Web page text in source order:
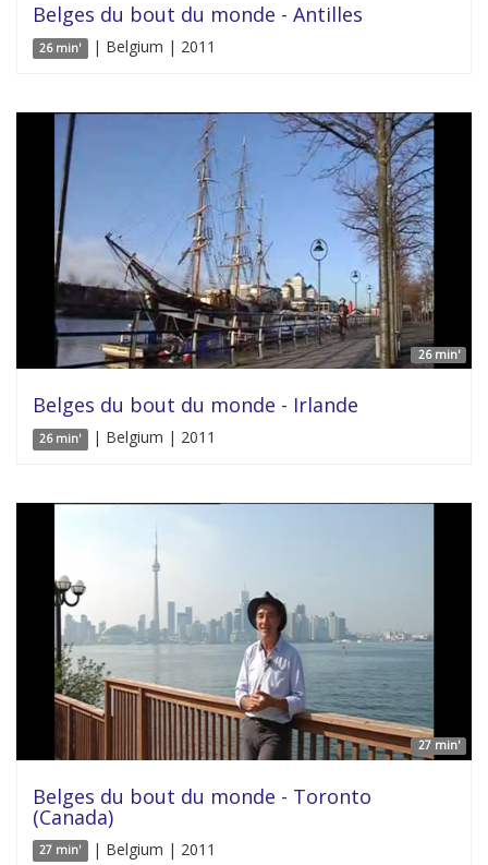
Belges du bout du monde - Antilles
26 min' | Belgium | 2011
26 min'
Belges du bout du monde - Irlande
26 min' | Belgium | 2011
27 min'
Belges du bout du monde - Toronto
(Canada)
27 min' | Belgium | 2011